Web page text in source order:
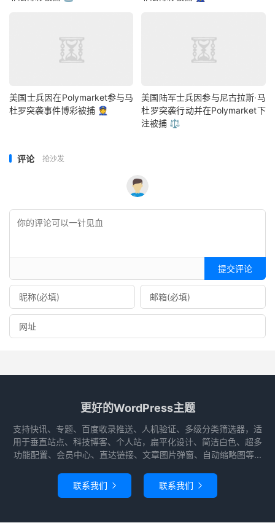
美国士兵因在Polymarket参与马
杜罗突袭事件博彩被捕 👮
美国陆军士兵因参与尼古拉斯·马
杜罗突袭行动并在Polymarket下
注被捕 ⚖️
评论 抢沙发
提交评论
更好的WordPress主题
支持快讯、专题、百度收录推送、人机验证、多级分类筛选器，适
用于垂直站点、科技博客、个人站，扁平化设计、简洁白色、超多
功能配置、会员中心、直达链接、文章图片弹窗、自动缩略图等...
联系我们  联系我们 